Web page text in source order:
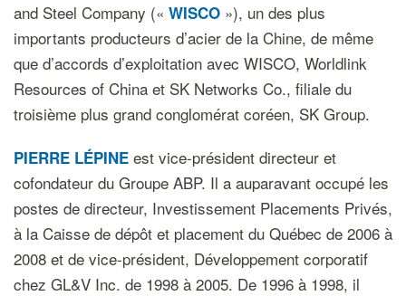
and Steel Company (« WISCO »), un des plus
importants producteurs d’acier de la Chine, de même
que d’accords d’exploitation avec WISCO, Worldlink
Resources of China et SK Networks Co., filiale du
troisième plus grand conglomérat coréen, SK Group.
PIERRE LÉPINE est vice-président directeur et
cofondateur du Groupe ABP. Il a auparavant occupé les
postes de directeur, Investissement Placements Privés,
à la Caisse de dépôt et placement du Québec de 2006 à
2008 et de vice-président, Développement corporatif
chez GL&V Inc. de 1998 à 2005. De 1996 à 1998, il